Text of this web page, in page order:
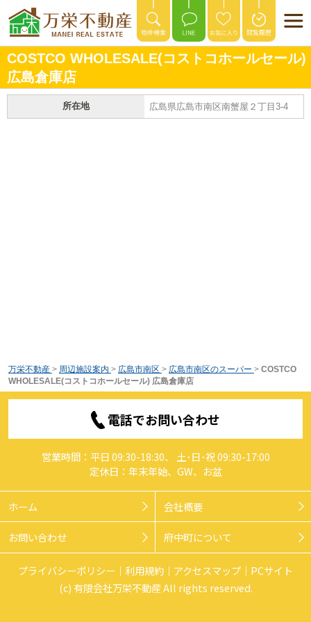
COSTCO WHOLESALE(コストコホールセール)
広島倉庫店
所在地 広島県広島市南区南蟹屋２丁目3-4
万栄不動産 > 周辺施設案内 > 広島市南区 > 広島市南区のスーパー > COSTCO
WHOLESALE(コストコホールセール) 広島倉庫店
電話でお問い合わせ
営業時間：平日 09:30-18:30、 土･日･祝 09:30-17:00
定休日：年末年始、GW、お盆
ホーム 会社概要
お問い合わせ 府中町について
プライバシーポリシー 利用規約 アクセスマップ
PCサイト
(c) 有限会社万栄不動産 All rights reserved.